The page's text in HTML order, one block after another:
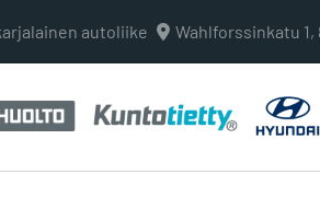
autoliike Wahlforssinkatu 1,